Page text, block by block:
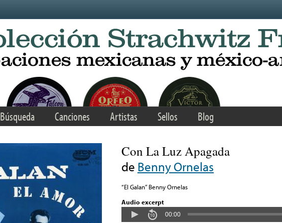
Búsqueda Canciones Artistas Sellos Blog
Con La Luz Apagada
de Benny Ornelas
“El Galan” Benny Ornelas
Audio excerpt
00:00